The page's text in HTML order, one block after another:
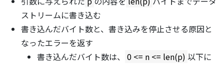
ストリームに書き込む
書き込んだバイト数と、書き込みを停止させる原因と
なったエラーを返す
書き込んだバイト数は、 0 <= n <= len(p) 以下に